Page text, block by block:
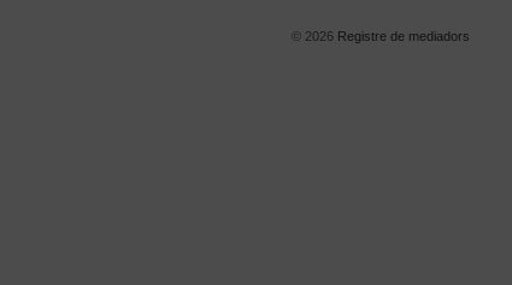
© 2026 Registre de mediadors